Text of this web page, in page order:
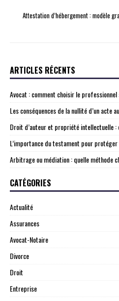
Attestation d’hébergement : modèle
ARTICLES RÉCENTS
Avocat : comment choisir le
Les conséquences de la nullité d’un acte
Droit d’auteur et propriété intellectuelle :
L’importance du testament pour
Arbitrage ou médiation : quelle méthode
CATÉGORIES
Actualité
Assurances
Avocat-Notaire
Divorce
Droit
Entreprise